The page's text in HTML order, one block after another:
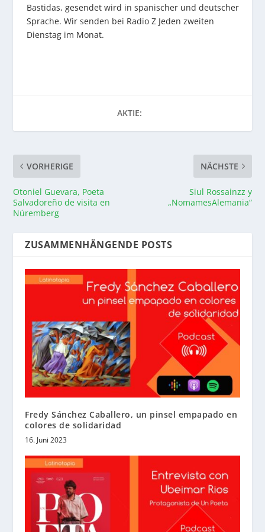
Bastidas, gesendet wird in spanischer und deutscher
Sprache. Wir senden bei Radio Z Jeden zweiten
Dienstag im Monat.
AKTIE:
VORHERIGE
Otoniel Guevara, Poeta
Salvadoreño de visita en
Núremberg
NÄCHSTE
Siul Rossainzz y
„NomamesAlemania“
ZUSAMMENHÄNGENDE POSTS
Fredy Sánchez Caballero, un pinsel empapado en
colores de solidaridad
16. Juni 2023